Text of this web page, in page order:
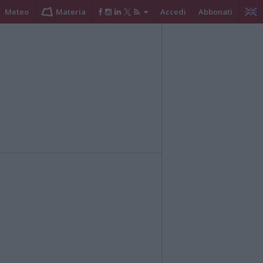
Meteo Materia Accedi Abbonati